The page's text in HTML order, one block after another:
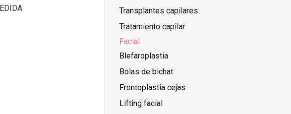
Transplantes capilares
Tratamiento capilar
Facial
Blefaroplastia
Bolas de bichat
Frontoplastia cejas
Lifting facial